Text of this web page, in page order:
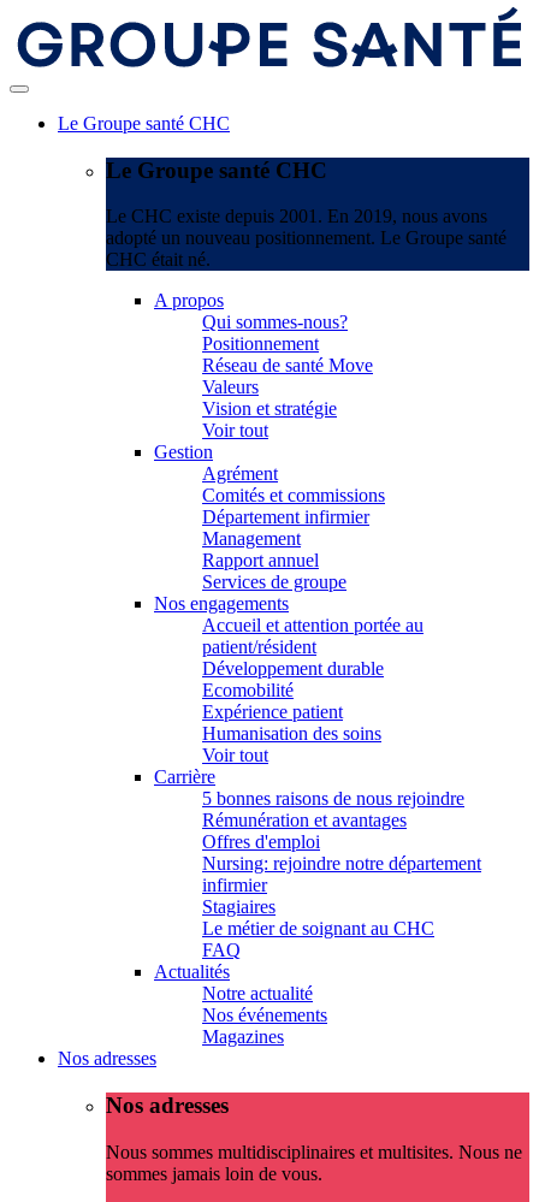
Le Groupe santé CHC
Le Groupe santé CHC
Le CHC existe depuis 2001. En 2019, nous avons
adopté un nouveau positionnement. Le Groupe santé
CHC était né.
A propos
Qui sommes-nous?
Positionnement
Réseau de santé Move
Valeurs
Vision et stratégie
Voir tout
Gestion
Agrément
Comités et commissions
Département infirmier
Management
Rapport annuel
Services de groupe
Nos engagements
Accueil et attention portée au
patient/résident
Développement durable
Ecomobilité
Expérience patient
Humanisation des soins
Voir tout
Carrière
5 bonnes raisons de nous rejoindre
Rémunération et avantages
Offres d'emploi
Nursing: rejoindre notre département
infirmier
Stagiaires
Le métier de soignant au CHC
FAQ
Actualités
Notre actualité
Nos événements
Magazines
Nos adresses
Nos adresses
Nous sommes multidisciplinaires et multisites. Nous ne
sommes jamais loin de vous.